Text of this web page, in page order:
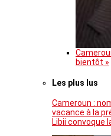
bientôt »
Les plus lus
Cameroun :
vacance à la
Libii convoque